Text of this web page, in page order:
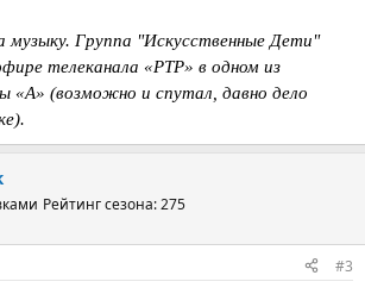
Группа "Искусственные Дети"
телеканала «РТР» в одном из
«А» (возможно и спутал, давно дело
Рейтинг сезона: 275
#3